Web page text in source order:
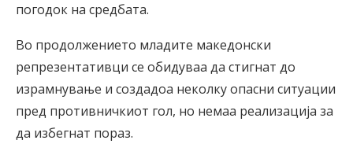
погодок на средбата.
Во продолжението младите македонски
репрезентативци се обидуваа да стигнат до
израмнување и создадоа неколку опасни ситуации
пред противничкиот гол, но немаа реализација за
да избегнат пораз.